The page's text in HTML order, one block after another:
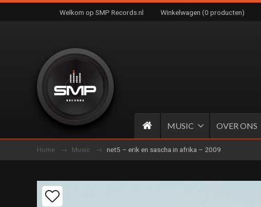
Welkom op SMP Records.nl Winkelwagen (0 producten)
MUSIC OVER ONS
Home Music net5 – erik en sascha in afrika – 2009